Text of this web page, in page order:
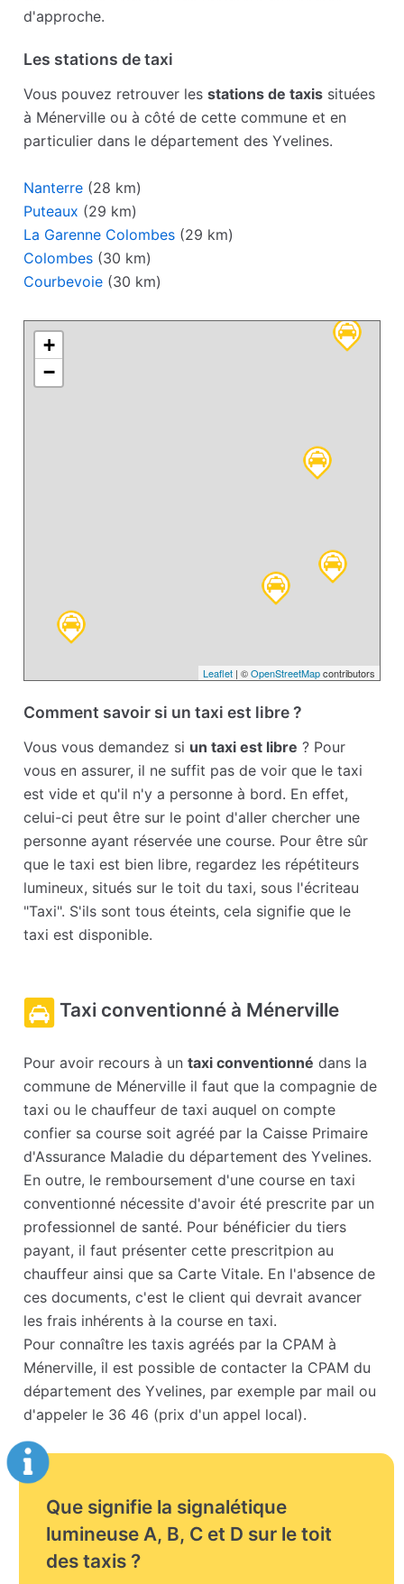
d'approche.
Les stations de taxi
Vous pouvez retrouver lesstations de taxis situées
à Ménerville ou à côté de cette commune et en
particulier dans le département des Yvelines.
Nanterre (28 km)
Puteaux (29 km)
La Garenne Colombes (29 km)
Colombes (30 km)
Courbevoie (30 km)
+
−
Leaflet| ©OpenStreetMapcontributors
Comment savoir si un taxi est libre ?
Vous vous demandez si un taxi est libre ? Pour
vous en assurer, il ne suffit pas de voir que le taxi
est vide et qu'il n'y a personne à bord. En effet,
celui-ci peut être sur le point d'aller chercher une
personne ayant réservée une course. Pour être sûr
que le taxi est bien libre, regardez les répétiteurs
lumineux, situés sur le toit du taxi, sous l'écriteau
"Taxi". S'ils sont tous éteints, cela signifie que le
taxi est disponible.
Taxi conventionné à Ménerville
Pour avoir recours à untaxi conventionné dans la
commune de Ménerville il faut que la compagnie de
taxi ou le chauffeur de taxi auquel on compte
confier sa course soit agréé par la Caisse Primaire
d'Assurance Maladie du département des Yvelines.
En outre, le remboursement d'une course en taxi
conventionné nécessite d'avoir été prescrite par un
professionnel de santé. Pour bénéficier du tiers
payant, il faut présenter cette prescritpion au
chauffeur ainsi que sa Carte Vitale. En l'absence de
ces documents, c'est le client qui devrait avancer
les frais inhérents à la course en taxi.
Pour connaître les taxis agréés par la CPAM à
Ménerville, il est possible de contacter la CPAM du
département des Yvelines, par exemple par mail ou
d'appeler le 36 46 (prix d'un appel local).
Que signifie la signalétique
lumineuse A, B, C et D sur le toit
des taxis ?